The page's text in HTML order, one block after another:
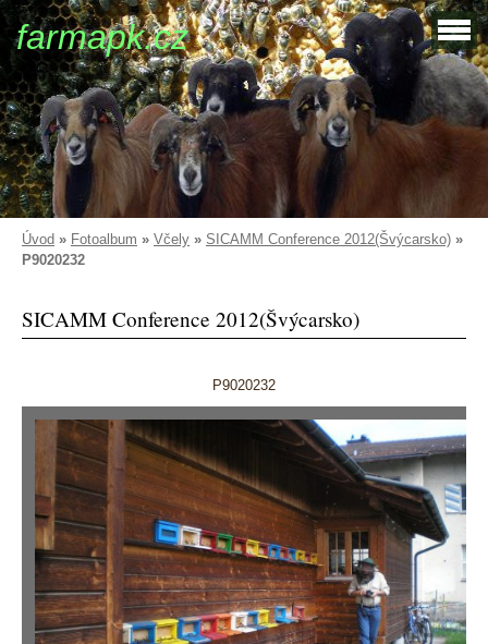
farmapk.cz
Úvod » Fotoalbum » Včely » SICAMM Conference 2012(Švýcarsko) »
P9020232
SICAMM Conference 2012(Švýcarsko)
P9020232